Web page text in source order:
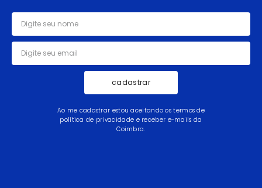
cadastrar
Ao me cadastrar estou aceitando os termos de
política de privacidade e receber e-mails da
Coimbra.